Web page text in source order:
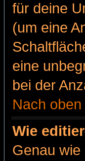
für deine
(um eine
eine
bei der
Nach oben
Wie
Genau